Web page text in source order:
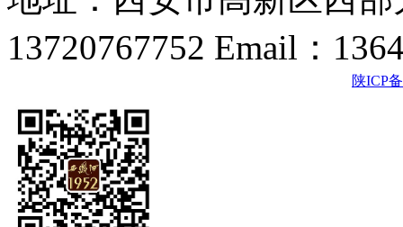
13720767752 Email：
陕ICP